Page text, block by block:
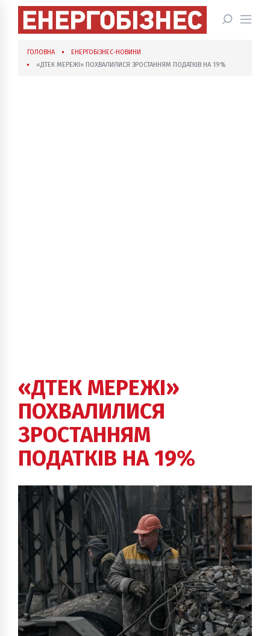
ГОЛОВНА
ЕНЕРГОБІЗНЕС-НОВИНИ
«ДТЕК МЕРЕЖІ» ПОХВАЛИЛИСЯ ЗРОСТАННЯМ ПОДАТКІВ НА 19%
«ДТЕК МЕРЕЖІ»
ПОХВАЛИЛИСЯ
ЗРОСТАННЯМ
ПОДАТКІВ НА 19%